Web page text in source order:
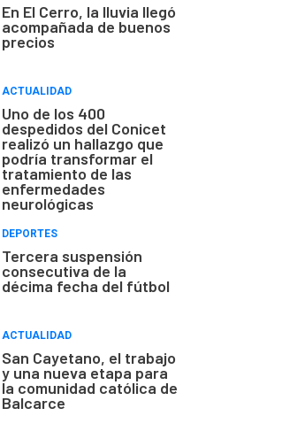
En El Cerro, la lluvia llegó
acompañada de buenos
precios
ACTUALIDAD
Uno de los 400
despedidos del Conicet
realizó un hallazgo que
podría transformar el
tratamiento de las
enfermedades
neurológicas
DEPORTES
Tercera suspensión
consecutiva de la
décima fecha del fútbol
ACTUALIDAD
San Cayetano, el trabajo
y una nueva etapa para
la comunidad católica de
Balcarce